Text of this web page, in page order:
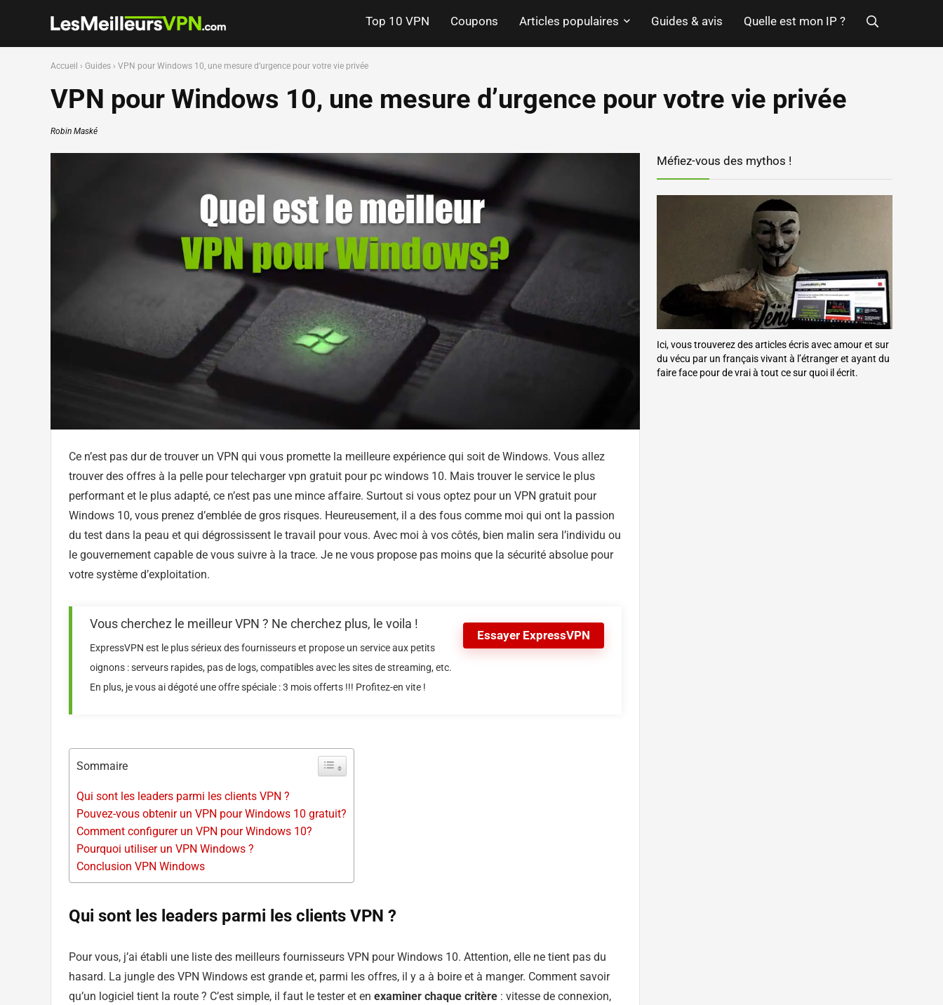
Top 10 VPN Coupons Articles populaires Guides & avis Quelle est mon IP ?
Accueil › Guides › VPN pour Windows 10, une mesure d’urgence pour votre vie privée
VPN pour Windows 10, une mesure d’urgence pour votre vie privée
Robin Maské
Ce n’est pas dur de trouver un VPN qui vous promette la meilleure expérience qui soit de Windows. Vous allez
trouver des offres à la pelle pour telecharger vpn gratuit pour pc windows 10. Mais trouver le service le plus
performant et le plus adapté, ce n’est pas une mince affaire. Surtout si vous optez pour un VPN gratuit pour
Windows 10, vous prenez d’emblée de gros risques. Heureusement, il a des fous comme moi qui ont la passion
du test dans la peau et qui dégrossissent le travail pour vous. Avec moi à vos côtés, bien malin sera l’individu ou
le gouvernement capable de vous suivre à la trace. Je ne vous propose pas moins que la sécurité absolue pour
votre système d’exploitation.
Essayer ExpressVPN
Vous cherchez le meilleur VPN ? Ne cherchez plus, le voila !
ExpressVPN est le plus sérieux des fournisseurs et propose un service aux petits
oignons : serveurs rapides, pas de logs, compatibles avec les sites de streaming, etc.
En plus, je vous ai dégoté une offre spéciale : 3 mois offerts !!! Profitez-en vite !
Sommaire
Qui sont les leaders parmi les clients VPN ?
Pouvez-vous obtenir un VPN pour Windows 10 gratuit?
Comment configurer un VPN pour Windows 10?
Pourquoi utiliser un VPN Windows ?
Conclusion VPN Windows
Qui sont les leaders parmi les clients VPN ?
Pour vous, j’ai établi une liste des meilleurs fournisseurs VPN pour Windows 10. Attention, elle ne tient pas du
hasard. La jungle des VPN Windows est grande et, parmi les offres, il y a à boire et à manger. Comment savoir
qu’un logiciel tient la route ? C’est simple, il faut le tester et en examiner chaque critère : vitesse de connexion,
Méfiez-vous des mythos !
Ici, vous trouverez des articles écris avec amour et sur
du vécu par un français vivant à l’étranger et ayant du
faire face pour de vrai à tout ce sur quoi il écrit.